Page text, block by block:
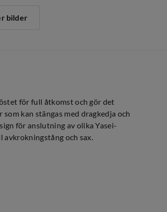
bilder
för full åtkomst och gör det
kan stängas med dragkedja och
för anslutning av olika Yasei-
och sax.